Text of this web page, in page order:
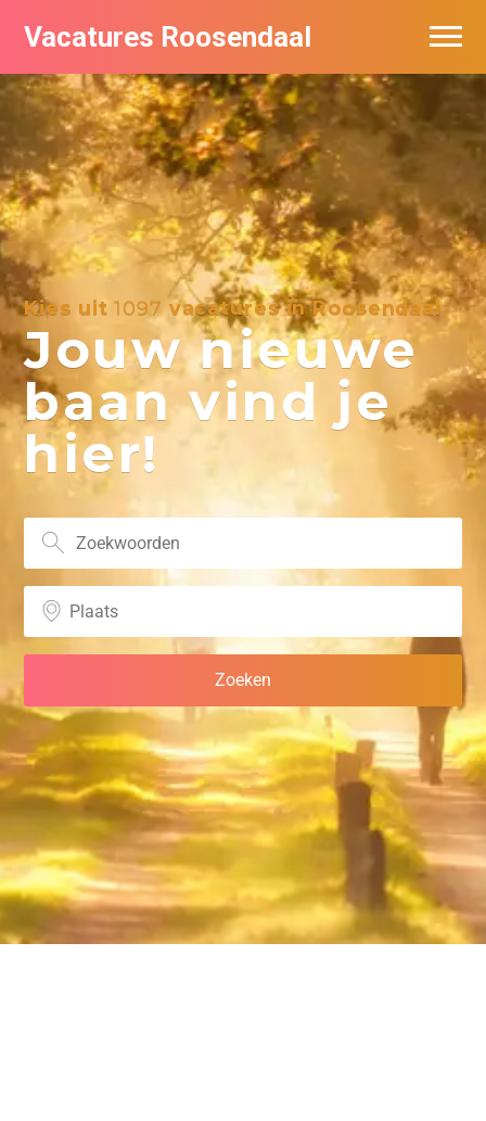
Vacatures Roosendaal
Kies uit1097vacatures in Roosendaal
Jouw nieuwe
baan vind je
hier!
Vacatures bij bedrijven
De populairste vacatures in Roosendaal